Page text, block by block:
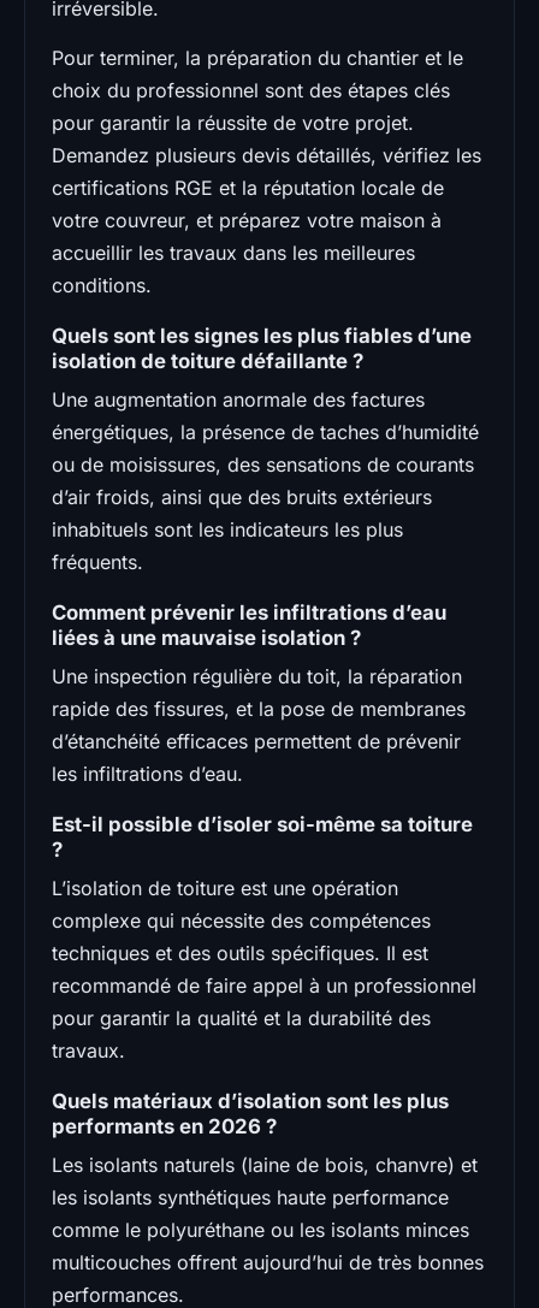
irréversible.
Pour terminer, la préparation du chantier et le
choix du professionnel sont des étapes clés
pour garantir la réussite de votre projet.
Demandez plusieurs devis détaillés, vérifiez les
certifications RGE et la réputation locale de
votre couvreur, et préparez votre maison à
accueillir les travaux dans les meilleures
conditions.
Quels sont les signes les plus fiables d’une
isolation de toiture défaillante ?
Une augmentation anormale des factures
énergétiques, la présence de taches d’humidité
ou de moisissures, des sensations de courants
d’air froids, ainsi que des bruits extérieurs
inhabituels sont les indicateurs les plus
fréquents.
Comment prévenir les infiltrations d’eau
liées à une mauvaise isolation ?
Une inspection régulière du toit, la réparation
rapide des fissures, et la pose de membranes
d’étanchéité efficaces permettent de prévenir
les infiltrations d’eau.
Est-il possible d’isoler soi-même sa toiture
?
L’isolation de toiture est une opération
complexe qui nécessite des compétences
techniques et des outils spécifiques. Il est
recommandé de faire appel à un professionnel
pour garantir la qualité et la durabilité des
travaux.
Quels matériaux d’isolation sont les plus
performants en 2026 ?
Les isolants naturels (laine de bois, chanvre) et
les isolants synthétiques haute performance
comme le polyuréthane ou les isolants minces
multicouches offrent aujourd’hui de très bonnes
performances.